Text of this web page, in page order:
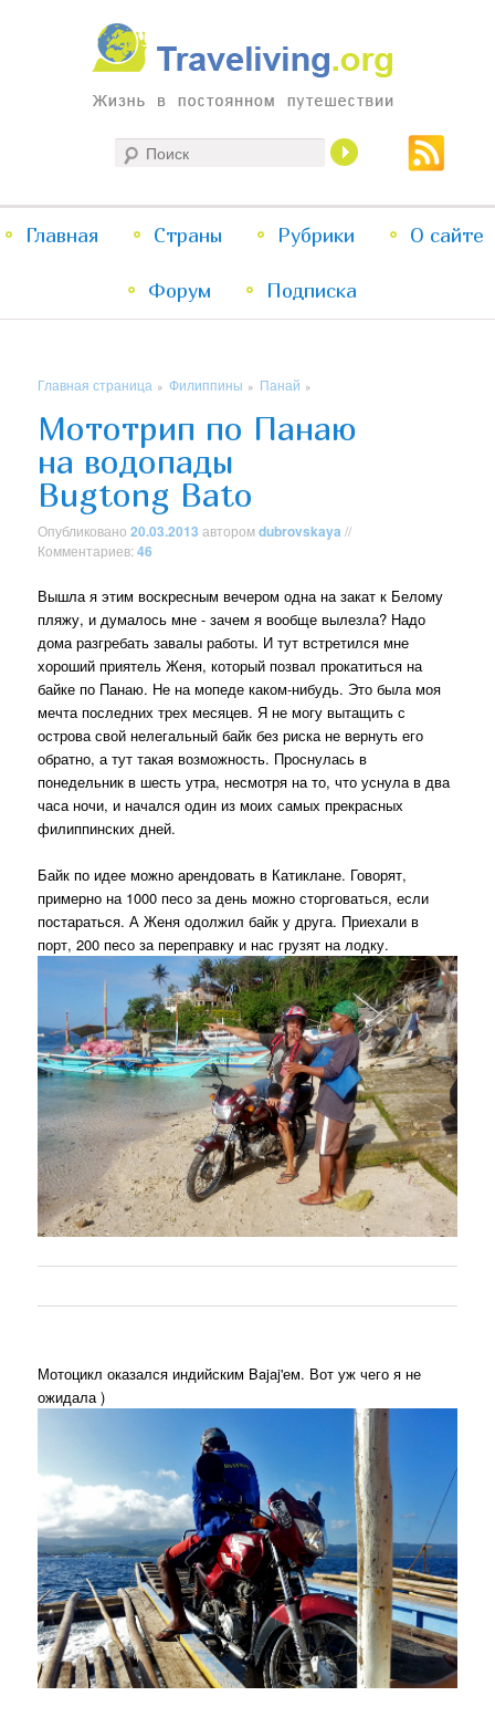
Traveliving
Жизнь в постоянном путешествии
меню
Перейти
к
Перейти
к
Главная Страны Рубрики О сайте
Форум Подписка
Главная страница »Филиппины » Панай »
Мототрип по Панаю
на водопады
Bugtong Bato
Опубликовано20.03.2013 авторомdubrovskaya //
Комментариев:46
Вышла я этим воскресным вечером одна на закат к Белому
пляжу, и думалось мне - зачем я вообще вылезла? Надо
дома разгребать завалы работы. И тут встретился мне
хороший приятель Женя, который позвал прокатиться на
байке по Панаю. Не на мопеде каком-нибудь. Это была моя
мечта последних трех месяцев. Я не могу вытащить с
острова свой нелегальный байк без риска не вернуть его
обратно, а тут такая возможность. Проснулась в
понедельник в шесть утра, несмотря на то, что уснула в два
часа ночи, и начался один из моих самых прекрасных
филиппинских дней.
Байк по идее можно арендовать в Катиклане. Говорят,
примерно на 1000 песо за день можно сторговаться, если
постараться. А Женя одолжил байк у друга. Приехали в
порт, 200 песо за переправку и нас грузят на лодку.
Мотоцикл оказался индийским Bajaj'ем. Вот уж чего я не
ожидала )